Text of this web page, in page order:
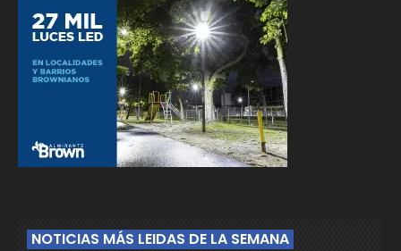
NOTICIAS MÁS LEIDAS DE LA SEMANA